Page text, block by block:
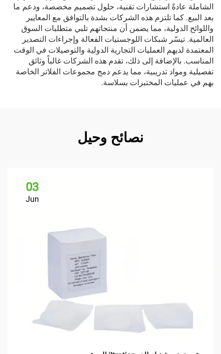
الشاملة عادةً استشارات تقنية، حلول تصميم مخصصة، ودعم ما
بعد البيع. كما تلتزم هذه الشركات بشدة بالتوافق مع المعايير
واللوائح الدولية، مما يضمن أن منتجاتهم تلبي متطلبات السوق
العالمية. تيسّر شبكات اللوجستيات الفعالة وإجراءات التصدير
المعتمدة لديهم العمليات التجارية الدولية والتوصيلات في الوقت
المناسب. بالإضافة إلى ذلك، تقدم هذه الشركات غالباً وثائق
تفصيلية ومواد تدريبية، مما يدعم دمج مجموعات الفلاتر الخاصة
بهم في عمليات المختبرات بسلاسة.
نصائح وحيل
03
Jun